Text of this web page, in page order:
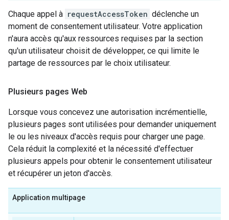
Chaque appel à requestAccessToken déclenche un
moment de consentement utilisateur. Votre application
n'aura accès qu'aux ressources requises par la section
qu'un utilisateur choisit de développer, ce qui limite le
partage de ressources par le choix utilisateur.
Plusieurs pages Web
Lorsque vous concevez une autorisation incrémentielle,
plusieurs pages sont utilisées pour demander uniquement
le ou les niveaux d'accès requis pour charger une page.
Cela réduit la complexité et la nécessité d'effectuer
plusieurs appels pour obtenir le consentement utilisateur
et récupérer un jeton d'accès.
Application multipage